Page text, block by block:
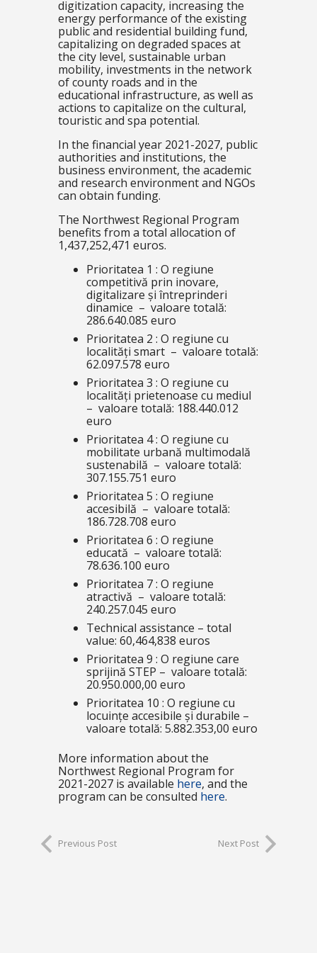
digitization capacity, increasing the
energy performance of the existing
public and residential building fund,
capitalizing on degraded spaces at
the city level, sustainable urban
mobility, investments in the network
of county roads and in the
educational infrastructure, as well as
actions to capitalize on the cultural,
touristic and spa potential.
In the financial year 2021-2027, public
authorities and institutions, the
business environment, the academic
and research environment and NGOs
can obtain funding.
The Northwest Regional Program
benefits from a total allocation of
1,437,252,471 euros.
Prioritatea 1 : O regiune
competitivă prin inovare,
digitalizare și întreprinderi
dinamice – valoare totală:
286.640.085 euro
Prioritatea 2 : O regiune cu
localități smart – valoare totală:
62.097.578 euro
Prioritatea 3 : O regiune cu
localități prietenoase cu mediul
– valoare totală: 188.440.012
euro
Prioritatea 4 : O regiune cu
mobilitate urbană multimodală
sustenabilă – valoare totală:
307.155.751 euro
Prioritatea 5 : O regiune
accesibilă – valoare totală:
186.728.708 euro
Prioritatea 6 : O regiune
educată – valoare totală:
78.636.100 euro
Prioritatea 7 : O regiune
atractivă – valoare totală:
240.257.045 euro
Technical assistance – total
value: 60,464,838 euros
Prioritatea 9 : O regiune care
sprijină STEP – valoare totală:
20.950.000,00 euro
Prioritatea 10 : O regiune cu
locuințe accesibile și durabile –
valoare totală: 5.882.353,00 euro
More information about the
Northwest Regional Program for
2021-2027 is available here, and the
program can be consulted here.
Previous Post Next Post